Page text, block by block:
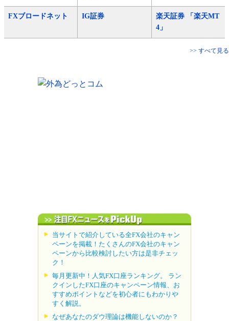
FXブロードネット IG証券
楽天証券 「楽天MT
4」
>> すべて見る
当サイトで紹介している全FX会社のキャン
ペーンを掲載！たくさんのFX会社のキャン
ペーンから比較検討したい方は是非チェッ
ク！
毎月更新中！人気FX口座ランキング。 ラン
クインしたFX口座のキャンペーン情報、お
すすめポイントなどを初心者にもわかりや
すく解説。
なぜあなたのダウ理論は機能しないのか？